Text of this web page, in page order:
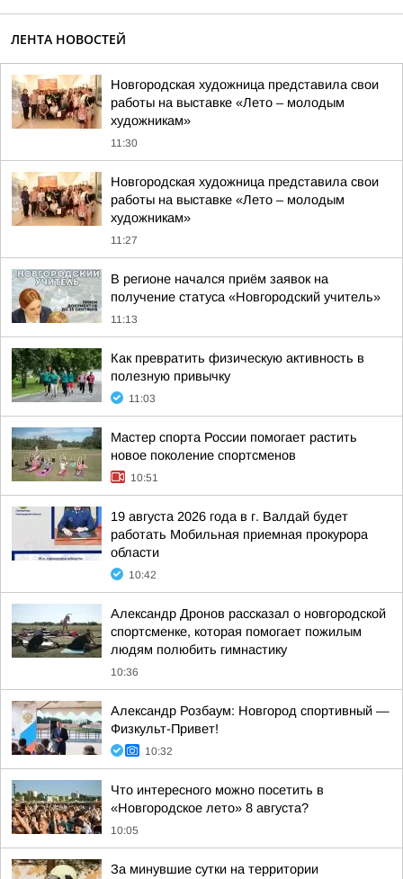
ЛЕНТА НОВОСТЕЙ
Новгородская художница представила свои
работы на выставке «Лето – молодым
художникам»
11:30
Новгородская художница представила свои
работы на выставке «Лето – молодым
художникам»
11:27
В регионе начался приём заявок на
получение статуса «Новгородский учитель»
11:13
Как превратить физическую активность в
полезную привычку
11:03
Мастер спорта России помогает растить
новое поколение спортсменов
10:51
19 августа 2026 года в г. Валдай будет
работать Мобильная приемная прокурора
области
10:42
Александр Дронов рассказал о новгородской
спортсменке, которая помогает пожилым
людям полюбить гимнастику
10:36
Александр Розбаум: Новгород спортивный —
Физкульт-Привет!
10:32
Что интересного можно посетить в
«Новгородское лето» 8 августа?
10:05
За минувшие сутки на территории